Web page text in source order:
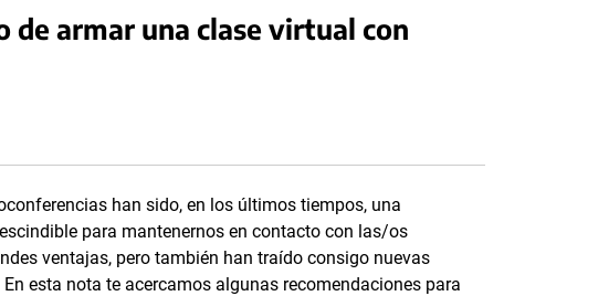
de armar una clase virtual con
han sido, en los últimos tiempos, una
para mantenernos en contacto con las/os
ventajas, pero también han traído consigo nuevas
esta nota te acercamos algunas recomendaciones para